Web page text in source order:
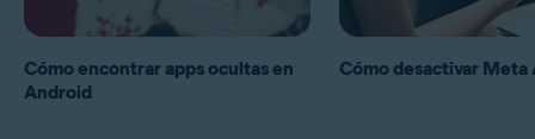
Cómo encontrar apps ocultas en
Android
Cómo desactivar Meta